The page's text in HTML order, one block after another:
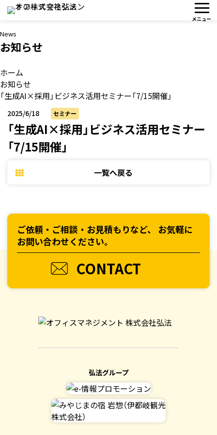
News
お知らせ
ホーム
お知らせ
「生成AI×採用」ビジネス活用セミナー「7/15開催」
2025/6/18 セミナー
「生成AI×採用」ビジネス活用セミナー
「7/15開催」
一覧へ戻る
ご依頼・ご相談・お見積もりなど、 お気軽に
お問い合わせください。
CONTACT
弘法グループ